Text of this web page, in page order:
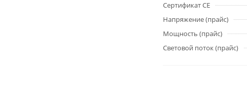
Сертификат CE
Напряжение (прайс)
Мощность (прайс)
Световой поток (прайс)